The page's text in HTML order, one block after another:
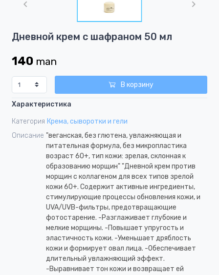
1
1
Дневной крем с шафраном 50 мл
140 man
В корзину
Характеристика
Категория Крема, сыворотки и гели
Описание "веганская, без глютена, увлажняющая и
питательная формула, без микропластика
возраст 60+, тип кожи: зрелая, склонная к
образованию морщин" "Дневной крем против
морщин с коллагеном для всех типов зрелой
кожи 60+. Содержит активные ингредиенты,
стимулирующие процессы обновления кожи, и
UVA/UVB-фильтры, предотвращающие
фотостарение. -Разглаживает глубокие и
мелкие морщины. -Повышает упругость и
эластичность кожи. -Уменьшает дряблость
кожи и формирует овал лица. -Обеспечивает
длительный увлажняющий эффект.
-Выравнивает тон кожи и возвращает ей